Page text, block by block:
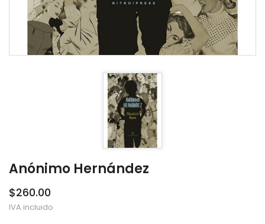
Anónimo Hernández
$260.00
IVA incluido